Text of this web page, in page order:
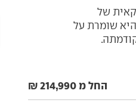
של
בדור ה-12 שלה, זה שהגיע לישראל ב-2024, היא שומרת על
החל מ 214,990 ₪